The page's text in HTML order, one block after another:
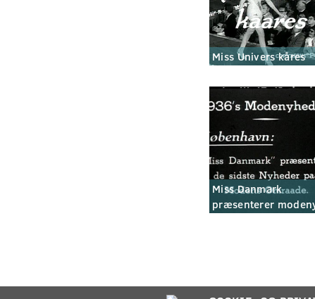
Miss Univers kåres
Miss Danmark
præsenterer